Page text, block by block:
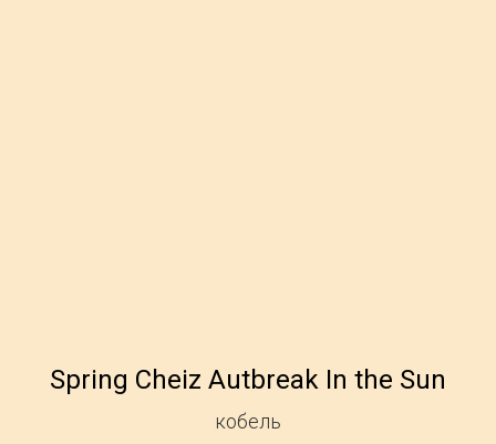
Spring Cheiz Autbreak In the Sun
кобель